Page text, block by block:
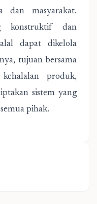
dan masyarakat.
konstruktif dan
dapat dikelola
tujuan bersama
produk,
sistem yang
pihak.